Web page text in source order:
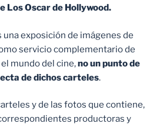
Los Oscar de Hollywood.
una exposición de imágenes de
servicio complementario de
mundo del cine,no un punto de
de dichos carteles.
y de las fotos que contiene,
productoras y